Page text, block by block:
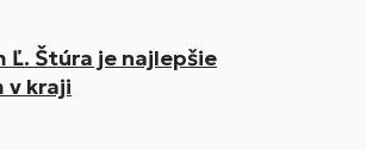
Ľ. Štúra je najlepšie
v kraji